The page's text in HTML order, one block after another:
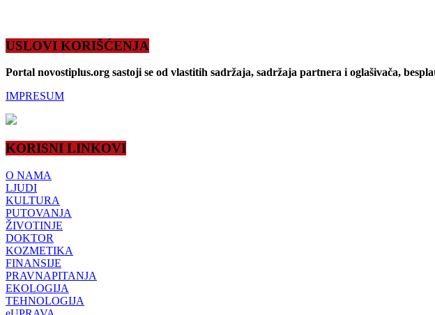
USLOVI KORIŠĆENJA
Portal novostiplus.org sastoji se od vlastitih sadržaja, sadržaja partnera i oglašivača,
IMPRESUM
KORISNI LINKOVI
O NAMA
LJUDI
KULTURA
PUTOVANJA
ŽIVOTINJE
DOKTOR
KOZMETIKA
FINANSIJE
PRAVNAPITANJA
EKOLOGIJA
TEHNOLOGIJA